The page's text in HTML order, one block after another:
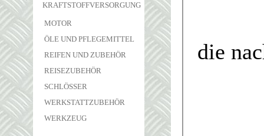
KRAFTSTOFFVERSORGUNG
MOTOR
ÖLE UND PFLEGEMITTEL
REIFEN UND ZUBEHÖR
REISEZUBEHÖR
SCHLÖSSER
WERKSTATTZUBEHÖR
WERKZEUG